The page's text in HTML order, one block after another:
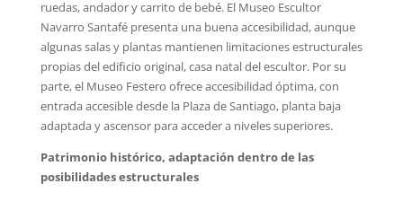
ruedas, andador y carrito de bebé. El Museo Escultor
Navarro Santafé presenta una buena accesibilidad, aunque
algunas salas y plantas mantienen limitaciones estructurales
propias del edificio original, casa natal del escultor. Por su
parte, el Museo Festero ofrece accesibilidad óptima, con
entrada accesible desde la Plaza de Santiago, planta baja
adaptada y ascensor para acceder a niveles superiores.
Patrimonio histórico, adaptación dentro de las
posibilidades estructurales